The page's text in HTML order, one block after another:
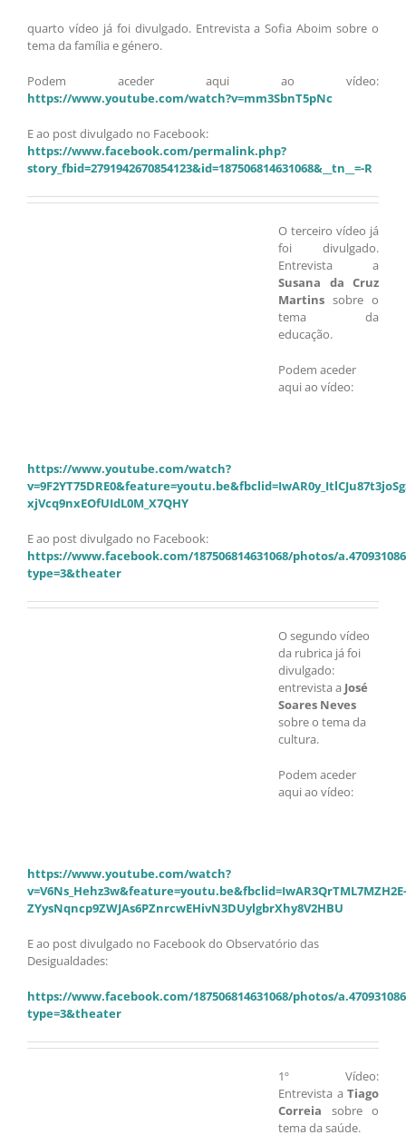
quarto vídeo já foi divulgado. Entrevista a Sofia Aboim sobre o
tema da família e género.
Podem aceder aqui ao vídeo:
https://www.youtube.com/watch?v=mm3SbnT5pNc
E ao post divulgado no Facebook:
https://www.facebook.com/permalink.php?
story_fbid=2791942670854123&id=187506814631068&__tn__=-R
O terceiro vídeo já
foi divulgado.
Entrevista a
Susana da Cruz
Martins sobre o
tema da
educação.
Podem aceder
aqui ao vídeo:
https://www.youtube.com/watch?
xjVcq9nxEOfUIdL0M_X7QHY
E ao post divulgado no Facebook:
https://www.facebook.com/187506814631068/photos/
type=3&theater
O segundo vídeo
da rubrica já foi
divulgado:
entrevista a José
Soares Neves
sobre o tema da
cultura.
Podem aceder
aqui ao vídeo:
https://www.youtube.com/watch?
v=V6Ns_Hehz3w&feature=youtu.be&fbclid=IwAR3QrTML7MZH2E-
ZYysNqncp9ZWJAs6PZnrcwEHivN3DUylgbrXhy8V2HBU
E ao post divulgado no Facebook do Observatório das
Desigualdades:
https://www.facebook.com/187506814631068/photos/
type=3&theater
1º Vídeo:
Entrevista a Tiago
Correia sobre o
tema da saúde.